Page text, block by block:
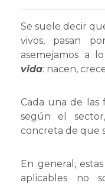
Se suele decir
vivos, pasan
asemejamos a
vida: nacen,
Cada una de las
según el
concreta de que
En general,
aplicables no